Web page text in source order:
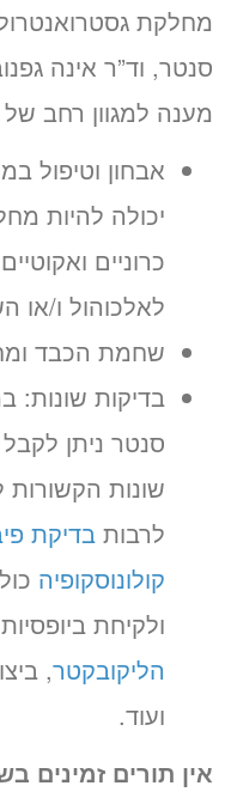
מחלקת
סנטר, וד”ר אינה
מענה למגוון רחב של
אבחון וטיפול
יכולה להיות
כרוניים
לאלכוהול ו/או
שחמת הכבד
בדיקות שונות:
סנטר ניתן
שונות
לרבות בדיקת
קולונוסקופיה
ולקיחת
הליקובקטר
ועוד.
אין תורים זמינים